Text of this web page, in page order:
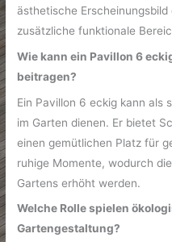
ästhetische
zusätzliche funktionale
Wie kann ein Pavillon 6
beitragen?
Ein Pavillon 6 eckig kann als
im Garten dienen. Er bietet
einen gemütlichen Platz für
ruhige Momente, wodurch
Gartens erhöht werden.
Welche Rolle spielen
Gartengestaltung?